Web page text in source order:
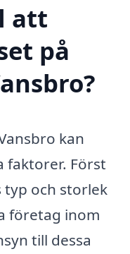
att
på
kan
faktorer. Först
och storlek
företag inom
till dessa